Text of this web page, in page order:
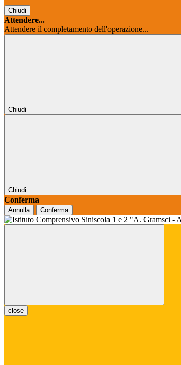
Chiudi
Attendere...
Attendere il completamento dell'operazione...
Chiudi
Chiudi
Conferma
Annulla Conferma
close